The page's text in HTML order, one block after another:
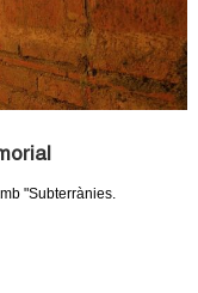
"Subterrànies.